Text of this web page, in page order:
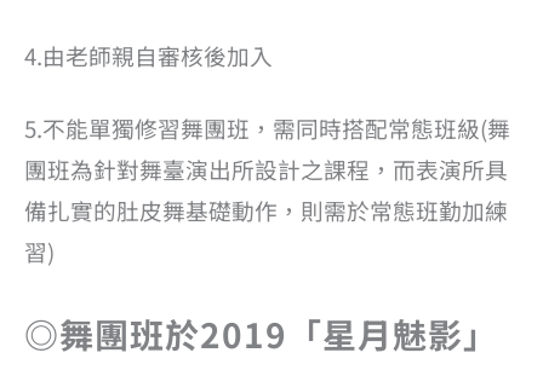
4.由老師親自審核後加入
5.不能單獨修習舞團班，需同時搭配常態班級(舞
團班為針對舞臺演出所設計之課程，而表演所具
備扎實的肚皮舞基礎動作，則需於常態班勤加練
習)
◎舞團班於2019「星月魅影」